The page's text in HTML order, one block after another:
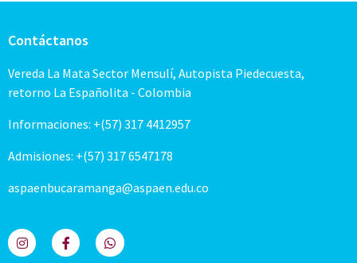
Contáctanos
Vereda La Mata Sector Mensulí, Autopista Piedecuesta,
retorno La Españolita - Colombia
Informaciones: +(57) 317 4412957
Admisiones: +(57) 317 6547178
aspaenbucaramanga@aspaen.edu.co